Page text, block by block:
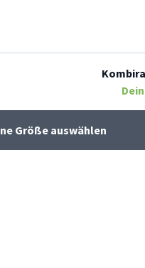
Größe auswählen